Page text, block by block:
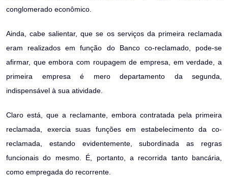
conglomerado econômico.
Ainda, cabe salientar, que se os serviços da primeira reclamada
eram realizados em função do Banco co-reclamado, pode-se
afirmar, que embora com roupagem de empresa, em verdade, a
primeira empresa é mero departamento da segunda,
indispensável à sua atividade.
Claro está, que a reclamante, embora contratada pela primeira
reclamada, exercia suas funções em estabelecimento da co-
reclamada, estando evidentemente, subordinada as regras
funcionais do mesmo. É, portanto, a recorrida tanto bancária,
como empregada do recorrente.